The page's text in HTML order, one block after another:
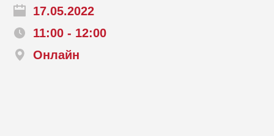
17.05.2022
11:00 - 12:00
Онлайн